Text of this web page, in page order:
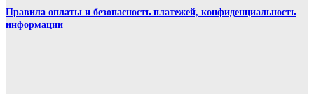
Правила оплаты и безопасность платежей, конфиденциальность
информации